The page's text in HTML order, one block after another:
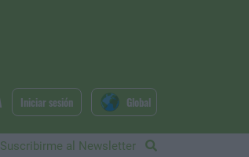
Suscribirme al Newsletter
Iniciar sesión Global